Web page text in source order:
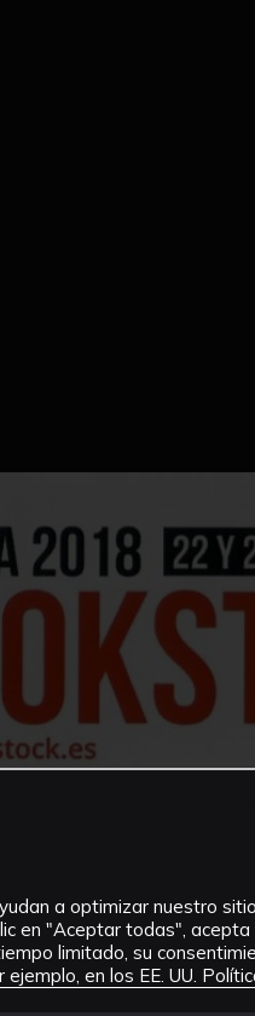
a optimizar nuestro
en "Aceptar todas",
limitado, su
en los EE. UU.